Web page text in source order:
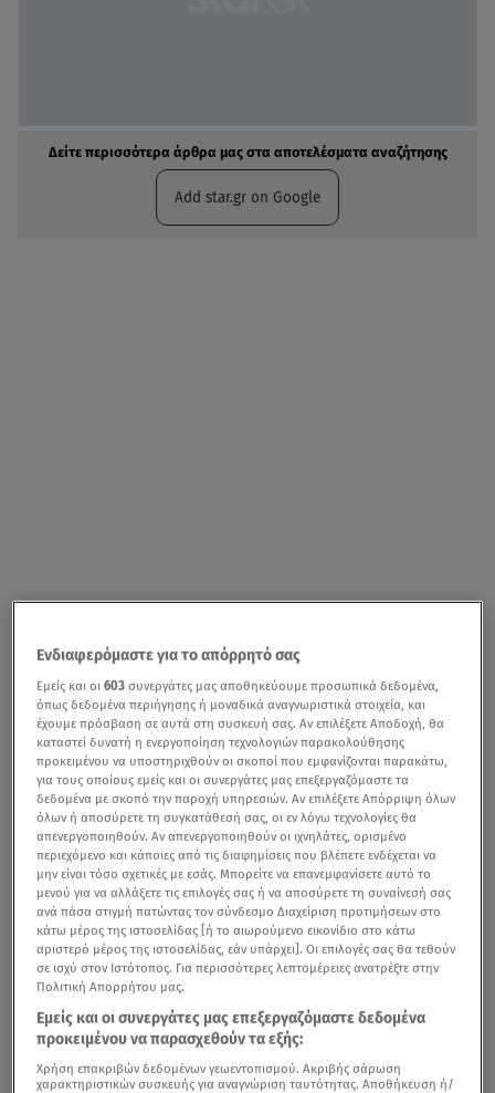
Δείτε περισσότερα άρθρα μας στα αποτελέσματα αναζήτησης
Add star.gr on Google
Ενδιαφερόμαστε για το απόρρητό σας
Εμείς και οι603 συνεργάτες μας αποθηκεύουμε προσωπικά δεδομένα,
όπως δεδομένα περιήγησης ή μοναδικά αναγνωριστικά στοιχεία, και
έχουμε πρόσβαση σε αυτά στη συσκευή σας. Αν επιλέξετε Αποδοχή, θα
καταστεί δυνατή η ενεργοποίηση τεχνολογιών παρακολούθησης
προκειμένου να υποστηριχθούν οι σκοποί που εμφανίζονται παρακάτω,
για τους οποίους εμείς και οι συνεργάτες μας επεξεργαζόμαστε τα
δεδομένα με σκοπό την παροχή υπηρεσιών. Αν επιλέξετε Απόρριψη όλων
όλων ή αποσύρετε τη συγκατάθεσή σας, οι εν λόγω τεχνολογίες θα
απενεργοποιηθούν. Αν απενεργοποιηθούν οι ιχνηλάτες, ορισμένο
περιεχόμενο και κάποιες από τις διαφημίσεις που βλέπετε ενδέχεται να
μην είναι τόσο σχετικές με εσάς. Μπορείτε να επανεμφανίσετε αυτό το
μενού για να αλλάξετε τις επιλογές σας ή να αποσύρετε τη συναίνεσή σας
ανά πάσα στιγμή πατώντας τον σύνδεσμο Διαχείριση προτιμήσεων στο
κάτω μέρος της ιστοσελίδας [ή το αιωρούμενο εικονίδιο στο κάτω
αριστερό μέρος της ιστοσελίδας, εάν υπάρχει]. Οι επιλογές σας θα τεθούν
σε ισχύ στον Ιστότοπος. Για περισσότερες λεπτομέρειες ανατρέξτε στην
Πολιτική Απορρήτου μας.
Εμείς και οι συνεργάτες μας επεξεργαζόμαστε δεδομένα
προκειμένου να παρασχεθούν τα εξής:
Χρήση επακριβών δεδομένων γεωεντοπισμού. Ακριβής σάρωση
χαρακτηριστικών συσκευής για αναγνώριση ταυτότητας. Αποθήκευση ή/